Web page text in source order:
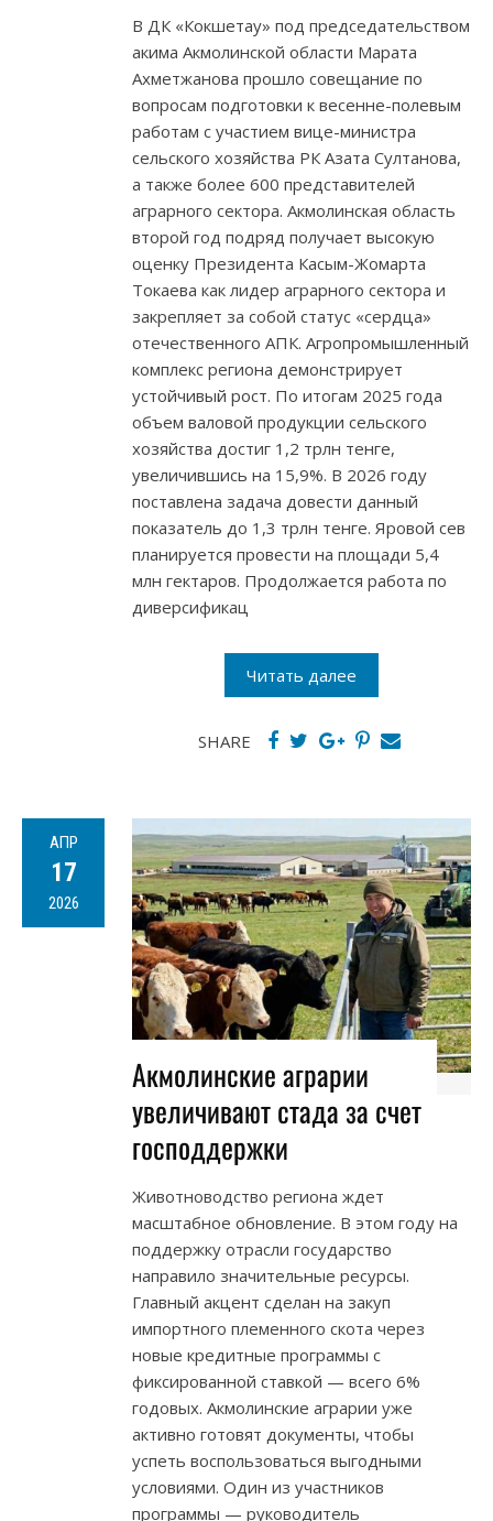
В ДК «Кокшетау» под председательством
акима Акмолинской области Марата
Ахметжанова прошло совещание по
вопросам подготовки к весенне-полевым
работам с участием вице-министра
сельского хозяйства РК Азата Султанова,
а также более 600 представителей
аграрного сектора. Акмолинская область
второй год подряд получает высокую
оценку Президента Касым-Жомарта
Токаева как лидер аграрного сектора и
закрепляет за собой статус «сердца»
отечественного АПК. Агропромышленный
комплекс региона демонстрирует
устойчивый рост. По итогам 2025 года
объем валовой продукции сельского
хозяйства достиг 1,2 трлн тенге,
увеличившись на 15,9%. В 2026 году
поставлена задача довести данный
показатель до 1,3 трлн тенге. Яровой сев
планируется провести на площади 5,4
млн гектаров. Продолжается работа по
диверсификац
Читать далее
SHARE
АПР
17
2026
Акмолинские аграрии
увеличивают стада за счет
господдержки
Животноводство региона ждет
масштабное обновление. В этом году на
поддержку отрасли государство
направило значительные ресурсы.
Главный акцент сделан на закуп
импортного племенного скота через
новые кредитные программы с
фиксированной ставкой — всего 6%
годовых. Акмолинские аграрии уже
активно готовят документы, чтобы
успеть воспользоваться выгодными
условиями. Один из участников
программы — руководитель